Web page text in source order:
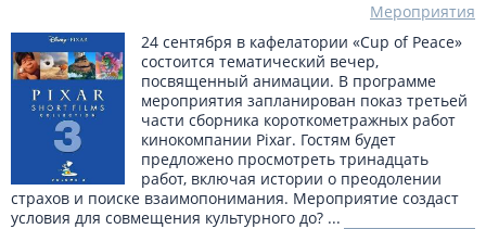
Мероприятия
24 сентября в кафелатории «Cup of Peace»
состоится тематический вечер,
посвященный анимации. В программе
мероприятия запланирован показ третьей
части сборника короткометражных работ
кинокомпании Pixar. Гостям будет
предложено просмотреть тринадцать
работ, включая истории о преодолении
страхов и поиске взаимопонимания. Мероприятие создаст
условия для совмещения культурного до? ...